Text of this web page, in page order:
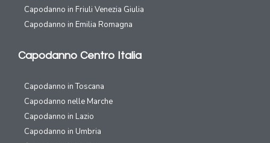
Capodanno in Friuli Venezia Giulia
Capodanno in Emilia Romagna
Capodanno Centro Italia
Capodanno in Toscana
Capodanno nelle Marche
Capodanno in Lazio
Capodanno in Umbria